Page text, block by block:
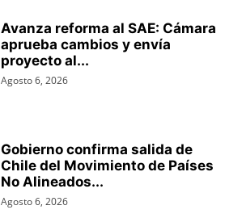
Avanza reforma al SAE: Cámara
aprueba cambios y envía
proyecto al...
Agosto 6, 2026
Gobierno confirma salida de
Chile del Movimiento de Países
No Alineados...
Agosto 6, 2026